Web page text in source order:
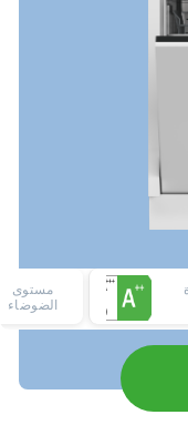
مستوى
الضوضاء